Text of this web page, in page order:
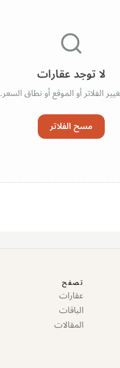
لا توجد عقارات
الفلاتر أو الموقع أو نطاق السعر.
مسح الفلاتر
تصفح
عقارات
الباقات
المقالات